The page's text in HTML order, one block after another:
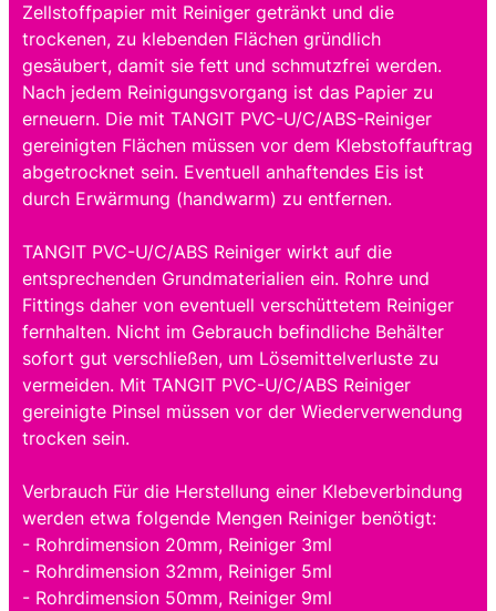
Zellstoffpapier mit Reiniger getränkt und die
trockenen, zu klebenden Flächen gründlich
gesäubert, damit sie fett und schmutzfrei werden.
Nach jedem Reinigungsvorgang ist das Papier zu
erneuern. Die mit TANGIT PVC-U/C/ABS-Reiniger
gereinigten Flächen müssen vor dem Klebstoffauftrag
abgetrocknet sein. Eventuell anhaftendes Eis ist
durch Erwärmung (handwarm) zu entfernen.
TANGIT PVC-U/C/ABS Reiniger wirkt auf die
entsprechenden Grundmaterialien ein. Rohre und
Fittings daher von eventuell verschüttetem Reiniger
fernhalten. Nicht im Gebrauch befindliche Behälter
sofort gut verschließen, um Lösemittelverluste zu
vermeiden. Mit TANGIT PVC-U/C/ABS Reiniger
gereinigte Pinsel müssen vor der Wiederverwendung
trocken sein.
Verbrauch Für die Herstellung einer Klebeverbindung
werden etwa folgende Mengen Reiniger benötigt:
- Rohrdimension 20mm, Reiniger 3ml
- Rohrdimension 32mm, Reiniger 5ml
- Rohrdimension 50mm, Reiniger 9ml